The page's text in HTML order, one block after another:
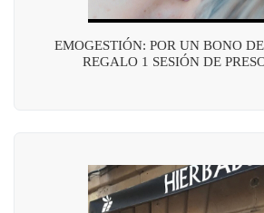
EMOGESTIÓN: POR UN BONO
REGALO 1 SESIÓN DE